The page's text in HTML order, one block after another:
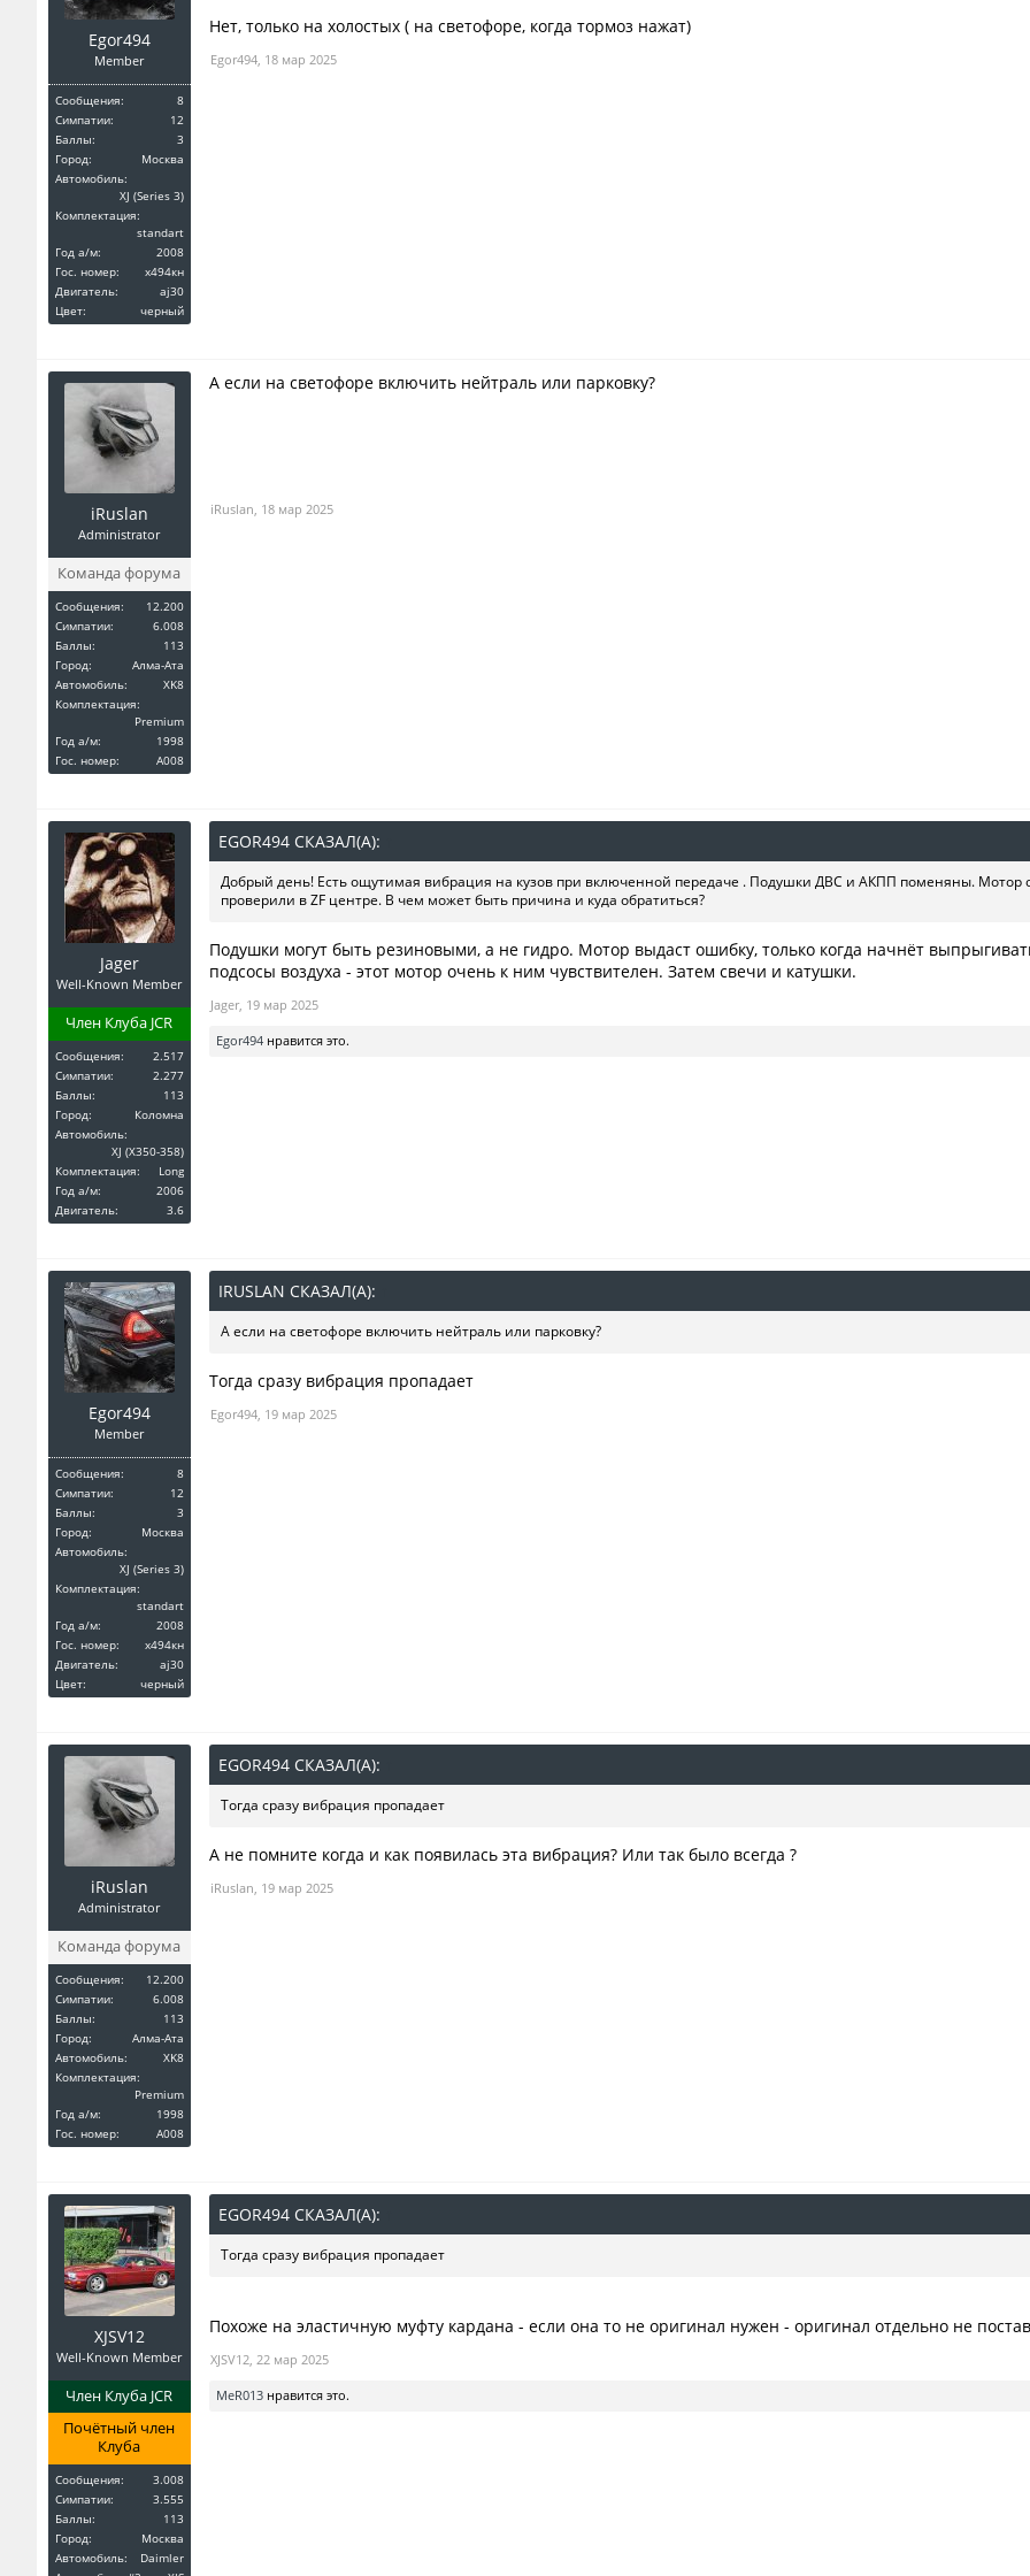
Egor494
Member
Сообщения:
8
Симпатии:
12
Баллы:
3
Город:
Москва
Автомобиль:
XJ (Series 3)
Комплектация:
standart
Год a/м:
2008
Гос. номер:
x494кн
Двигатель:
aj30
Цвет:
черный
Нет, только на холостых ( на светофоре, когда тормоз нажат)
Egor494, 18 мар 2025
iRuslan
Administrator
Команда форума
Сообщения:
12.200
Симпатии:
6.008
Баллы:
113
Город:
Алма-Ата
Автомобиль:
XK8
Комплектация:
Premium
Год a/м:
1998
Гос. номер:
A008
А если на светофоре включить нейтраль или парковку?
iRuslan, 18 мар 2025
Jager
Well-Known Member
Член Клуба JCR
Сообщения:
2.517
Симпатии:
2.277
Баллы:
113
Город:
Коломна
Автомобиль:
XJ (X350-358)
Комплектация:
Long
Год a/м:
2006
Двигатель:
3.6
EGOR494 СКАЗАЛ(А):
Добрый день! Есть ощутимая вибрация на кузов при включенной передаче . Подушки ДВС и АКПП поменяны. Мотор
проверили в ZF центре. В чем может быть причина и куда обратиться?
Подушки могут быть резиновыми, а не гидро. Мотор выдаст ошибку, только когда начнёт
подсосы воздуха - этот мотор очень к ним чувствителен. Затем свечи и катушки.
Jager, 19 мар 2025
Egor494нравится это.
Egor494
Member
Сообщения:
8
Симпатии:
12
Баллы:
3
Город:
Москва
Автомобиль:
XJ (Series 3)
Комплектация:
standart
Год a/м:
2008
Гос. номер:
x494кн
Двигатель:
aj30
Цвет:
черный
IRUSLAN СКАЗАЛ(А):
А если на светофоре включить нейтраль или парковку?
Тогда сразу вибрация пропадает
Egor494, 19 мар 2025
iRuslan
Administrator
Команда форума
Сообщения:
12.200
Симпатии:
6.008
Баллы:
113
Город:
Алма-Ата
Автомобиль:
XK8
Комплектация:
Premium
Год a/м:
1998
Гос. номер:
A008
EGOR494 СКАЗАЛ(А):
Тогда сразу вибрация пропадает
А не помните когда и как появилась эта вибрация? Или так было всегда ?
iRuslan, 19 мар 2025
XJSV12
Well-Known Member
Член Клуба JCR
Почётный член
Клуба
Сообщения:
3.008
Симпатии:
3.555
Баллы:
113
Город:
Москва
Автомобиль:
Daimler
EGOR494 СКАЗАЛ(А):
Тогда сразу вибрация пропадает
Похоже на эластичную муфту кардана - если она то не оригинал нужен - оригинал отдельно не
XJSV12, 22 мар 2025
MeR013нравится это.